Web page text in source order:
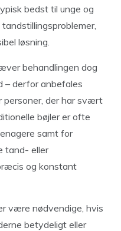
bedst til unge og
løsning.
behandlingen dog
– derfor anbefales
personer, der har svært
bøjler er ofte
samt for
tand- eller
og konstant
være nødvendige, hvis
betydeligt eller